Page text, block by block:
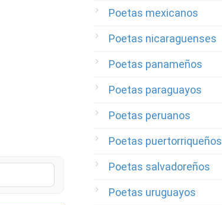
Poetas mexicanos
Poetas nicaraguenses
Poetas panameños
Poetas paraguayos
Poetas peruanos
Poetas puertorriqueños
Poetas salvadoreños
Poetas uruguayos